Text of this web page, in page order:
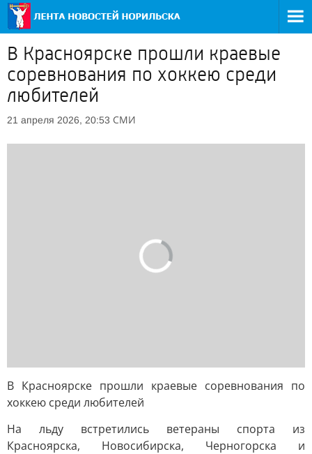
В Красноярске прошли краевые
соревнования по хоккею среди
любителей
21 апреля 2026, 20:53 СМИ
В Красноярске прошли краевые соревнования по
хоккею среди любителей
На льду встретились ветераны спорта из
Красноярска, Новосибирска, Черногорска и